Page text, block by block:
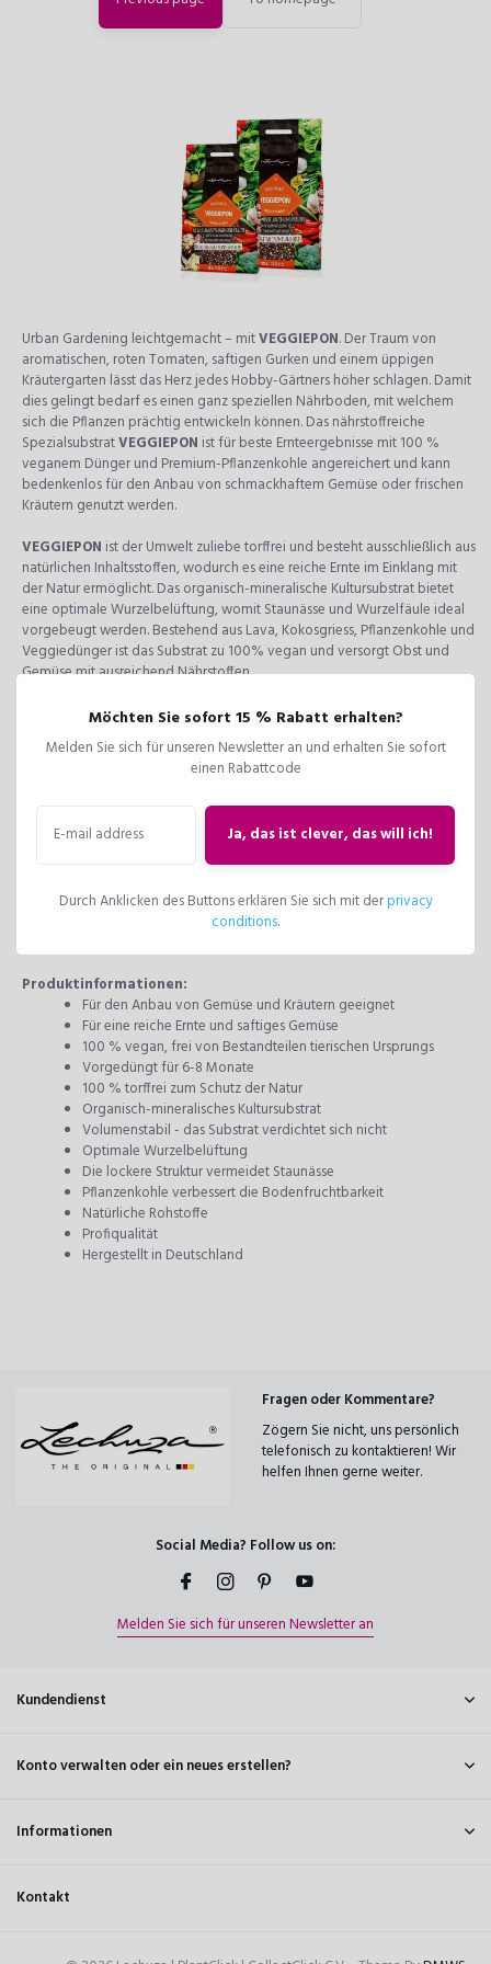
Möchten Sie sofort 15 % Rabatt erhalten?
Melden Sie sich für unseren Newsletter an und erhalten Sie sofort
einen Rabattcode
Ja, das ist clever, das will ich!
Durch Anklicken des Buttons erklären Sie sich mit derprivacy
conditions.
Urban Gardening leichtgemacht – mitVEGGIEPON. Der Traum von
aromatischen, roten Tomaten, saftigen Gurken und einem üppigen
Kräutergarten lässt das Herz jedes Hobby-Gärtners höher schlagen. Damit
dies gelingt bedarf es einen ganz speziellen Nährboden, mit welchem
sich die Pflanzen prächtig entwickeln können. Das nährstoffreiche
SpezialsubstratVEGGIEPON ist für beste Ernteergebnisse mit 100 %
veganem Dünger und Premium-Pflanzenkohle angereichert und kann
bedenkenlos für den Anbau von schmackhaftem Gemüse oder frischen
Kräutern genutzt werden.
VEGGIEPON ist der Umwelt zuliebe torffrei und besteht ausschließlich aus
natürlichen Inhaltsstoffen, wodurch es eine reiche Ernte im Einklang mit
der Natur ermöglicht. Das organisch-mineralische Kultursubstrat bietet
eine optimale Wurzelbelüftung, womit Staunässe und Wurzelfäule ideal
vorgebeugt werden. Bestehend aus Lava, Kokosgriess, Pflanzenkohle und
Veggiedünger ist das Substrat zu 100% vegan und versorgt Obst und
Gemüse mit ausreichend Nährstoffen.
Tipp: Damit selbstangebautes Gemüse gelingt brauchen die Pflanzen auf
Veggiedünger PERFECT VEGGIEist ideal dafür! Mit seiner veganer
Formel und hochwertigen Spurenelementen versorgt er Ihr Gemüse
Bestandteile:Gestein (Bims, Lava), Zeolith, Kokosgrieß, Pflanzenkohle,
veganer Dünger (speziell für Gemüsepflanzen)
Hinweis: Für eine noch bessere Kapillarität in LECHUZA-Pflanzgefäßen
empfehlen wir die Verwendung von LECHUZA-PON als Drainageschicht.
Produktinformationen:
Für den Anbau von Gemüse und Kräutern geeignet
Für eine reiche Ernte und saftiges Gemüse
100 % vegan, frei von Bestandteilen tierischen Ursprungs
Vorgedüngt für 6-8 Monate
100 % torffrei zum Schutz der Natur
Organisch-mineralisches Kultursubstrat
Volumenstabil - das Substrat verdichtet sich nicht
Optimale Wurzelbelüftung
Die lockere Struktur vermeidet Staunässe
Pflanzenkohle verbessert die Bodenfruchtbarkeit
Natürliche Rohstoffe
Profiqualität
Hergestellt in Deutschland
Fragen oder Kommentare?
Zögern Sie nicht, uns persönlich
telefonisch zu kontaktieren! Wir
helfen Ihnen gerne weiter.
Social Media? Follow us on:
Melden Sie sich für unseren Newsletter an
Kundendienst
Konto verwalten oder ein neues erstellen?
Informationen
Kontakt